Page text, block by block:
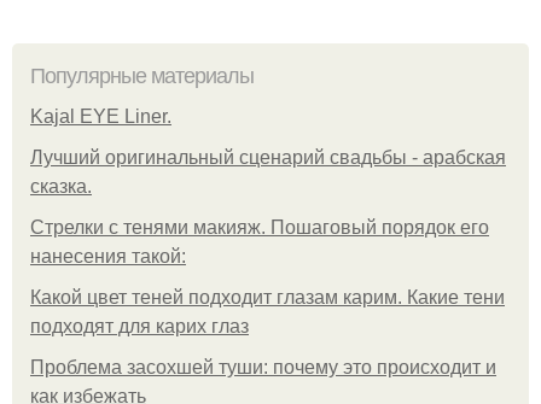
Популярные материалы
Kajal EYE Liner.
Лучший оригинальный сценарий свадьбы - арабская
сказка.
Стрелки с тенями макияж. Пошаговый порядок его
нанесения такой:
Какой цвет теней подходит глазам карим. Какие тени
подходят для карих глаз
Проблема засохшей туши: почему это происходит и
как избежать